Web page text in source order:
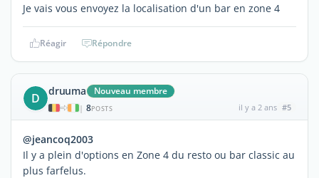
Je vais vous envoyez la localisation d'un bar en zone 4
Réagir Répondre
D druuma Nouveau membre
| 8POSTS il y a 2 ans #5
@jeancoq2003
Il y a plein d'options en Zone 4 du resto ou bar classic au
plus farfelus.